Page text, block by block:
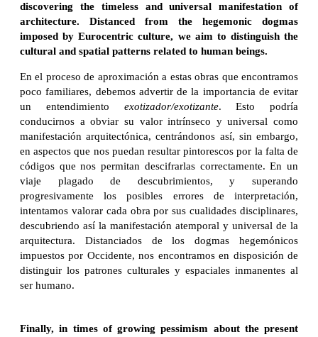
discovering the timeless and universal manifestation of
architecture. Distanced from the hegemonic dogmas
imposed by Eurocentric culture, we aim to distinguish the
cultural and spatial patterns related to human beings.
En el proceso de aproximación a estas obras que encontramos
poco familiares, debemos advertir de la importancia de evitar
un entendimiento exotizador/exotizante. Esto podría
conducirnos a obviar su valor intrínseco y universal como
manifestación arquitectónica, centrándonos así, sin embargo,
en aspectos que nos puedan resultar pintorescos por la falta de
códigos que nos permitan descifrarlas correctamente. En un
viaje plagado de descubrimientos, y superando
progresivamente los posibles errores de interpretación,
intentamos valorar cada obra por sus cualidades disciplinares,
descubriendo así la manifestación atemporal y universal de la
arquitectura. Distanciados de los dogmas hegemónicos
impuestos por Occidente, nos encontramos en disposición de
distinguir los patrones culturales y espaciales inmanentes al
ser humano.
Finally, in times of growing pessimism about the present